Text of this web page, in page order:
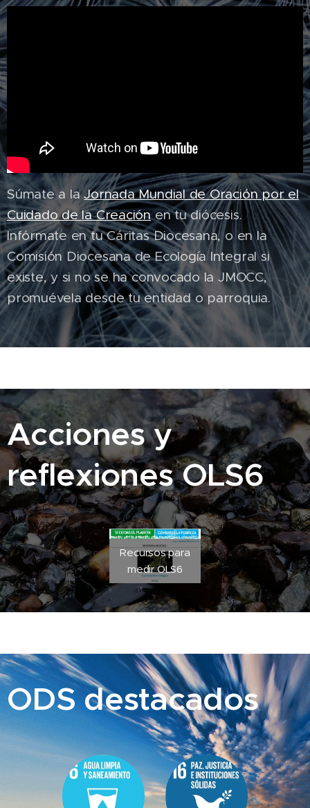
Súmate a laJornada Mundial de Oración por el
Cuidado de la Creaciónen tu diócesis.
Infórmate en tu Cáritas Diocesana, o en la
Comisión Diocesana de Ecología Integral si
existe, y si no se ha convocado la JMOCC,
promuévela desde tu entidad o parroquia.
Acciones y
reflexiones OLS6
Recursos para
medir OLS6
ODS destacados